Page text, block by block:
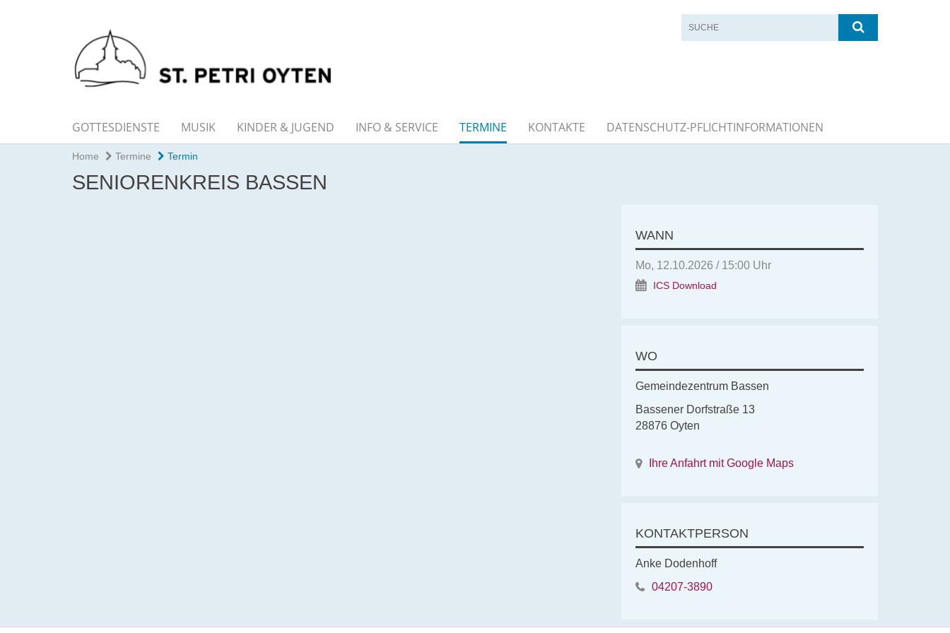
GOTTESDIENSTE MUSIK KINDER & JUGEND INFO & SERVICE TERMINE KONTAKTE DATENSCHUTZ-PFLICHTINFORMATIONEN
Home Termine Termin
SENIORENKREIS BASSEN
WANN
Mo, 12.10.2026 / 15:00 Uhr
ICS Download
WO
Gemeindezentrum Bassen
Bassener Dorfstraße 13
28876 Oyten
Ihre Anfahrt mit Google Maps
KONTAKTPERSON
Anke Dodenhoff
04207-3890